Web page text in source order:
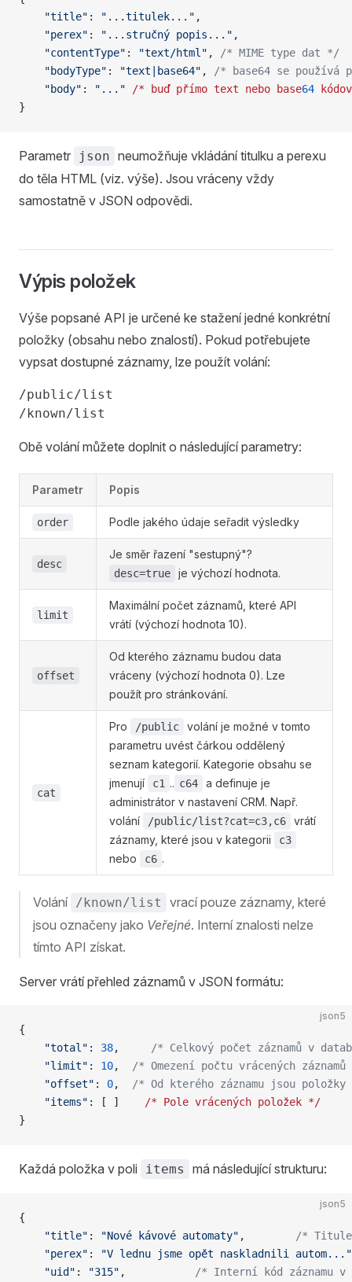
	"title"
: "...titulek..." ,
	"perex"
: "...stručný popis..." ,
	"contentType"
: "text/html" ,
/* MIME type dat */
	"bodyType"
: "text|base64" ,
/* base64 se používá
	"body"
: "..." /* buď přímo text nebo base64
}
Parametr json neumožňuje vkládání titulku a perexu
do těla HTML (viz. výše). Jsou vráceny vždy
samostatně v JSON odpovědi.
Výpis položek
Výše popsané API je určené ke stažení jedné konkrétní
položky (obsahu nebo znalostí). Pokud potřebujete
vypsat dostupné záznamy, lze použít volání:
/public/list
Obě volání můžete doplnit o následující parametry:
Parametr Popis
order Podle jakého údaje seřadit výsledky
desc
Je směr řazení "sestupný"?
desc=true je výchozí hodnota.
limit
Maximální počet záznamů, které API
vrátí (výchozí hodnota 10).
offset
Od kterého záznamu budou data
vráceny (výchozí hodnota 0). Lze
použít pro stránkování.
cat
Pro /public
volání je možné v tomto
parametru uvést čárkou oddělený
seznam kategorií. Kategorie obsahu se
jmenují
c1 .. c64
a definuje je
administrátor v nastavení CRM. Např.
volání
/public/list?cat=c3,c6
vrátí
záznamy, které jsou v kategorii
c3
nebo c6 .
Volání /known/list
vrací pouze záznamy, které
jsou označeny jako Veřejné. Interní znalosti nelze
tímto API získat.
Server vrátí přehled záznamů v JSON formátu:
json5
{
	"total"
: 38
/* Celkový počet záznamů v
	"limit"
: 10,
/* Omezení počtu vrácených
	"offset"
: 0,
/* Od kterého záznamu jsou
	"items"
/* Pole vrácených položek */
}
Každá položka v poli items má následující strukturu:
json5
{
	"title"
: "Nové kávové automaty"
/*
	"perex"
:
"V lednu jsme opět naskladnili autom..."
	"uid"
: "315"
/* Interní kód záznamu v